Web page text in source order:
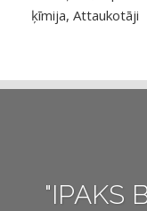
ķīmija, Attaukotāji
"IPAKS